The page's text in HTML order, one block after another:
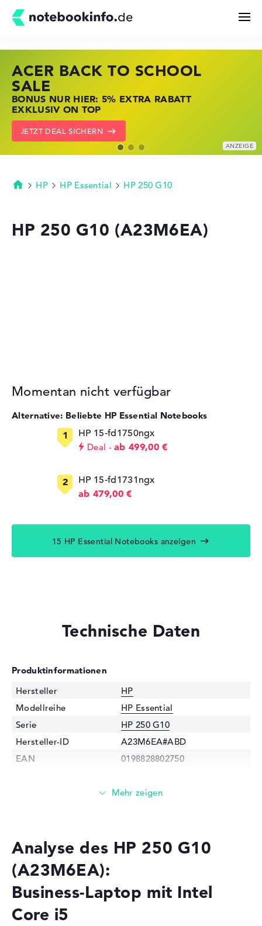
Kaufberatung
Technik & Wissen
Deals
ACER BACK TO SCHOOL
SALE
BONUS NUR HIER: 5% EXTRA RABATT
EXKLUSIV ON TOP
JETZT DEAL SICHERN
HP STORE SSV DEALS
JETZT ZUGREIFEN: NOTEBOOKS BEI HP
KRÄFTIG REDUZIERT
ZU DEN HP ANGEBOTEN
LENOVO LAPTOP DEALS
NOTEBOOKS BEI LENOVO JETZT
KRÄFTIG REDUZIERT
LENOVO DEALS ZEIGEN
Startseite
HP HP Essential HP 250 G10
HP 250 G10 (A23M6EA)
Momentan nicht verfügbar
Alternative: Beliebte HP Essential Notebooks
HP 15-fd1750ngx
Deal ab 499,00 €
HP 15-fd1731ngx
ab 479,00 €
15 HP Essential Notebooks anzeigen
Technische Daten
Produktinformationen
Hersteller
HP
Modellreihe
HP Essential
Serie
HP 250 G10
Hersteller-ID
A23M6EA#ABD
EAN
0198828802750
Intel Core i5-1334U / 0,9 GHz
Cache
9.5 - 12 MB (L2/L3-Cache)
Grafikkarte
Grafikprozessor
Intel Iris Xe Graphics G7 80
EUs
RAM
Analyse des HP 250 G10
(A23M6EA):
Business-Laptop mit Intel
Core i5